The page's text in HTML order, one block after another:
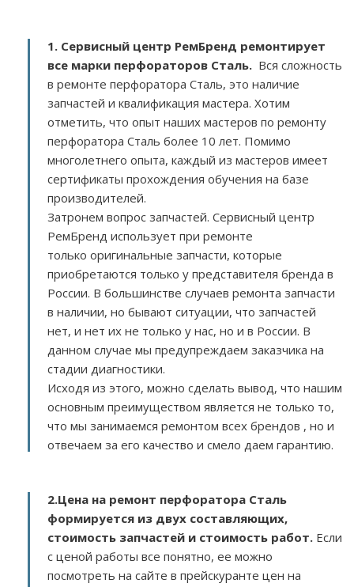
1. Сервисный центр РемБренд ремонтирует
все марки перфораторов Сталь. Вся сложность
в ремонте перфоратора Сталь, это наличие
запчастей и квалификация мастера. Хотим
отметить, что опыт наших мастеров по ремонту
перфоратора Сталь более 10 лет. Помимо
многолетнего опыта, каждый из мастеров имеет
сертификаты прохождения обучения на базе
производителей.
Затронем вопрос запчастей. Сервисный центр
РемБренд использует при ремонте
только оригинальные запчасти, которые
приобретаются только у представителя бренда в
России. В большинстве случаев ремонта запчасти
в наличии, но бывают ситуации, что запчастей
нет, и нет их не только у нас, но и в России. В
данном случае мы предупреждаем заказчика на
стадии диагностики.
Исходя из этого, можно сделать вывод, что нашим
основным преимуществом является не только то,
что мы занимаемся ремонтом всех брендов , но и
отвечаем за его качество и смело даем гарантию.
2.Цена на ремонт перфоратора Сталь
формируется из двух составляющих,
стоимость запчастей и стоимость работ. Если
с ценой работы все понятно, ее можно
посмотреть на сайте в прейскуранте цен на